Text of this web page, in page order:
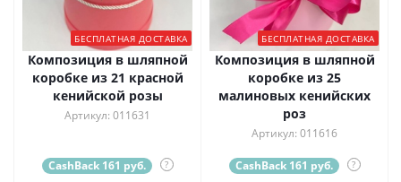
БЕСПЛАТНАЯ ДОСТАВКА
Композиция в шляпной
коробке из 21 красной
кенийской розы
Артикул: 011631
CashBack 161 руб. ?
БЕСПЛАТНАЯ ДОСТАВКА
Композиция в шляпной
коробке из 25
малиновых кенийских
роз
Артикул: 011616
CashBack 161 руб. ?